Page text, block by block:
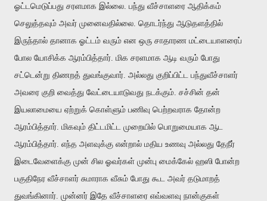
ஓட்டமெடுப்பது சரளமாக இல்லை. பந்து வீச்சாளரை ஆதிக்கம்
செலுத்தவும் அவர் முனைவதில்லை. தொடர்ந்து ஆடுதளத்தில்
இருந்தால் தானாக ஓட்டம் வரும் என ஒரு சாதாரண மட்டையாளரைப்
போல யோசிக்க ஆரம்பித்தார். மிக சரளமாக ஆடி வரும் போது
சட்டென்று திணறத் துவங்குவார். அல்லது குறிப்பிட்ட பந்துவீச்சாளர்
அவரை குறி வைத்து வேட்டையாடுவது நடக்கும். சச்சின் தன்
இயலாமையை ஏற்றுக் கொள்ளும் பணிவு பெற்றவராக தோன்ற
ஆரம்பித்தார். மிகவும் திட்டமிட்ட முறையில் பொறுமையாக ஆட
ஆரம்பித்தார். எந்த அளவுக்கு என்றால் மதிய உணவு அல்லது தேநீர்
இடைவேளைக்கு முன் சில ஓவர்கள் முன்பு மைக்கேல் ஹஸி போன்ற
பகுதிநேர வீச்சாளர் சுமாராக வீசும் போது கூட அவர் தடுமாறத்
துவங்கினார். முன்னர் இதே வீச்சாளரை எவ்வளவு நான்குகள்